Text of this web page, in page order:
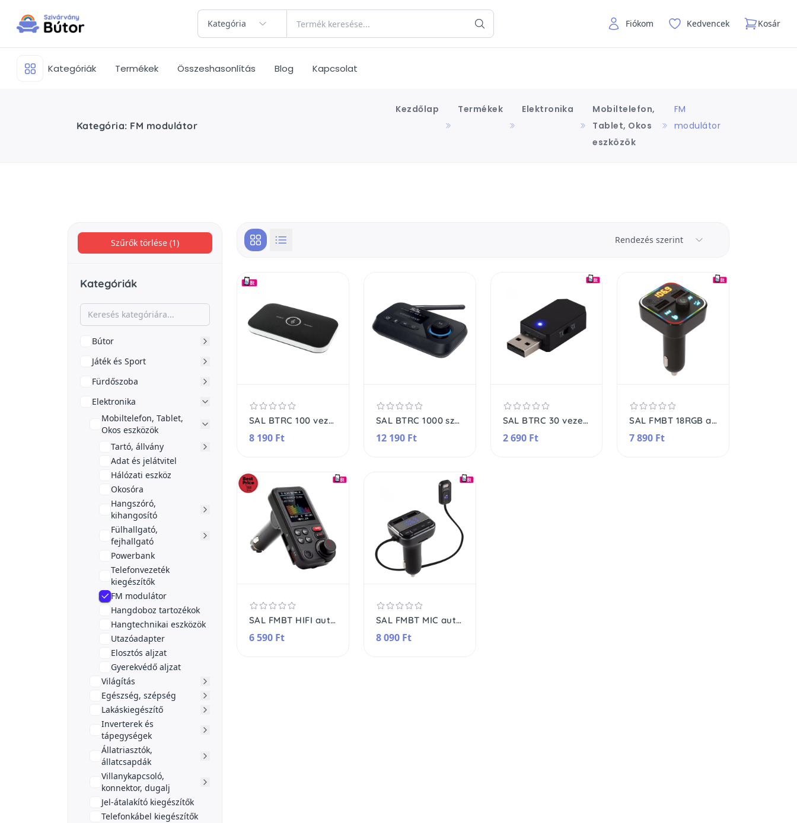
Kategória Fiókom Kedvencek Kosár
Kategóriák Termékek Összeshasonlítás Blog Kapcsolat
Kategória: FM modulátor
Kezdőlap Termékek Elektronika
Mobiltelefon,
Tablet, Okos
eszközök
FM
modulátor
Szűrők törlése (1)
Kategóriák
Bútor
Játék és Sport
Fürdőszoba
Elektronika
Mobiltelefon, Tablet,
Okos eszközök
Tartó, állvány
Adat és jelátvitel
Hálózati eszköz
Okosóra
Hangszóró,
kihangosító
Fülhallgató,
fejhallgató
Powerbank
Telefonvezeték
kiegészítők
FM modulátor
Hangdoboz tartozékok
Hangtechnikai eszközök
Utazóadapter
Elosztós aljzat
Gyerekvédő aljzat
Világítás
Egészség, szépség
Lakáskiegészítő
Inverterek és
tápegységek
Állatriasztók,
állatcsapdák
Villanykapcsoló,
konnektor, dugalj
Jel-átalakító kiegészítők
Telefonkábel kiegészítők
Rendezés szerint
SAL BTRC 100 vezeték nélküli BT adó/vevő, Bluetooth, beépített akkumulátor, microUSB aljzat
8 190 Ft
SAL BTRC 1000 sztereó streaming box, ByPass, digitális-analóg átalakító, 2 BT eszköz, USB-C, Toshlink
12 190 Ft
SAL BTRC 30 vezeték nélküli BT adapter, adó és vevő, AUX I/O
2 690 Ft
SAL FMBT 18RGB autós kihangosító és töltő, 5 in 1, FM modulátor, dupla USB gyorstöltő, feszültségmérő, basszus-kiemelés gomb
7 890 Ft
SAL FMBT HIFI autós kihangosító és töltő, dupla USB töltő, QC3.0, feszültségmérő, MicroSD, AUX, D/A és földhurok zajszűrő
6 590 Ft
SAL FMBT MIC autós kihangosító és töltő, beépített vezetékes mikrofon, feszültségmérő, Siri, Google Assistant, dupla USB gyorstöltő
8 090 Ft